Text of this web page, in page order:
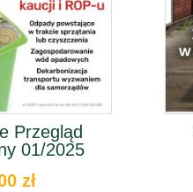
Przegląd
01/2025
zł